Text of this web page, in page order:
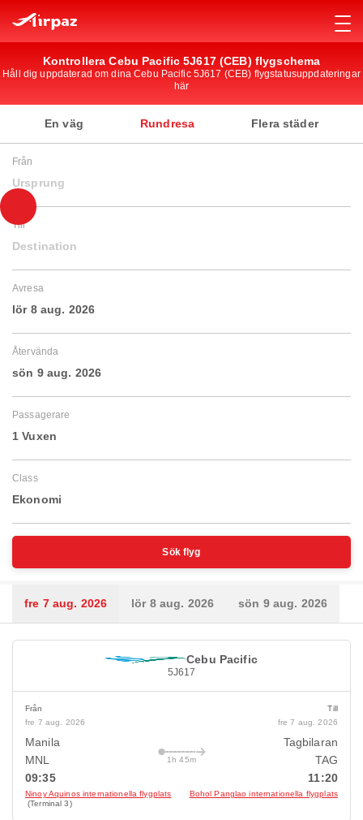
Kontrollera Cebu Pacific 5J617 (CEB) flygschema
Håll dig uppdaterad om dina Cebu Pacific 5J617 (CEB) flygstatusuppdateringar
här
En väg Rundresa Flera städer
Från
Ursprung
Till
Destination
Avresa
lör 8 aug. 2026
Återvända
sön 9 aug. 2026
Passagerare
1 Vuxen
Class
Ekonomi
Sök flyg
fre 7 aug. 2026 lör 8 aug. 2026 sön 9 aug. 2026
Cebu Pacific
5J617
Från
fre 7 aug. 2026
Manila
MNL
09:35
Ninoy Aquinos internationella flygplats
(Terminal 3)
1h 45m
Till
fre 7 aug. 2026
Tagbilaran
TAG
11:20
Bohol Panglao internationella flygplats